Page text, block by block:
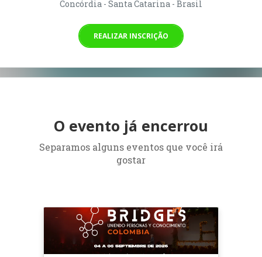
Concórdia - Santa Catarina - Brasil
REALIZAR INSCRIÇÃO
O evento já encerrou
Separamos alguns eventos que você irá
gostar